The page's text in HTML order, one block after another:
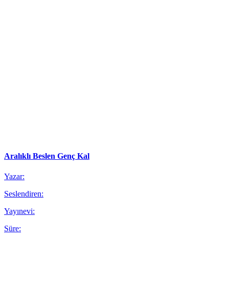
Aralıklı Beslen Genç Kal
Yazar:
Seslendiren:
Yayınevi:
Süre: